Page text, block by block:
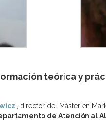
teórica y
, director del Máster en
de Atención al